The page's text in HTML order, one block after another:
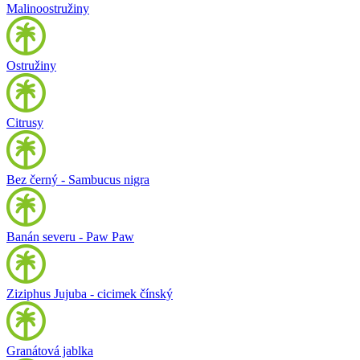
Malinoostružiny
Ostružiny
Citrusy
Bez černý - Sambucus nigra
Banán severu - Paw Paw
Ziziphus Jujuba - cicimek čínský
Granátová jablka